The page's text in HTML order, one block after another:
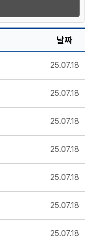
날짜
25.07.18
25.07.18
25.07.18
25.07.18
25.07.18
25.07.18
25.07.18